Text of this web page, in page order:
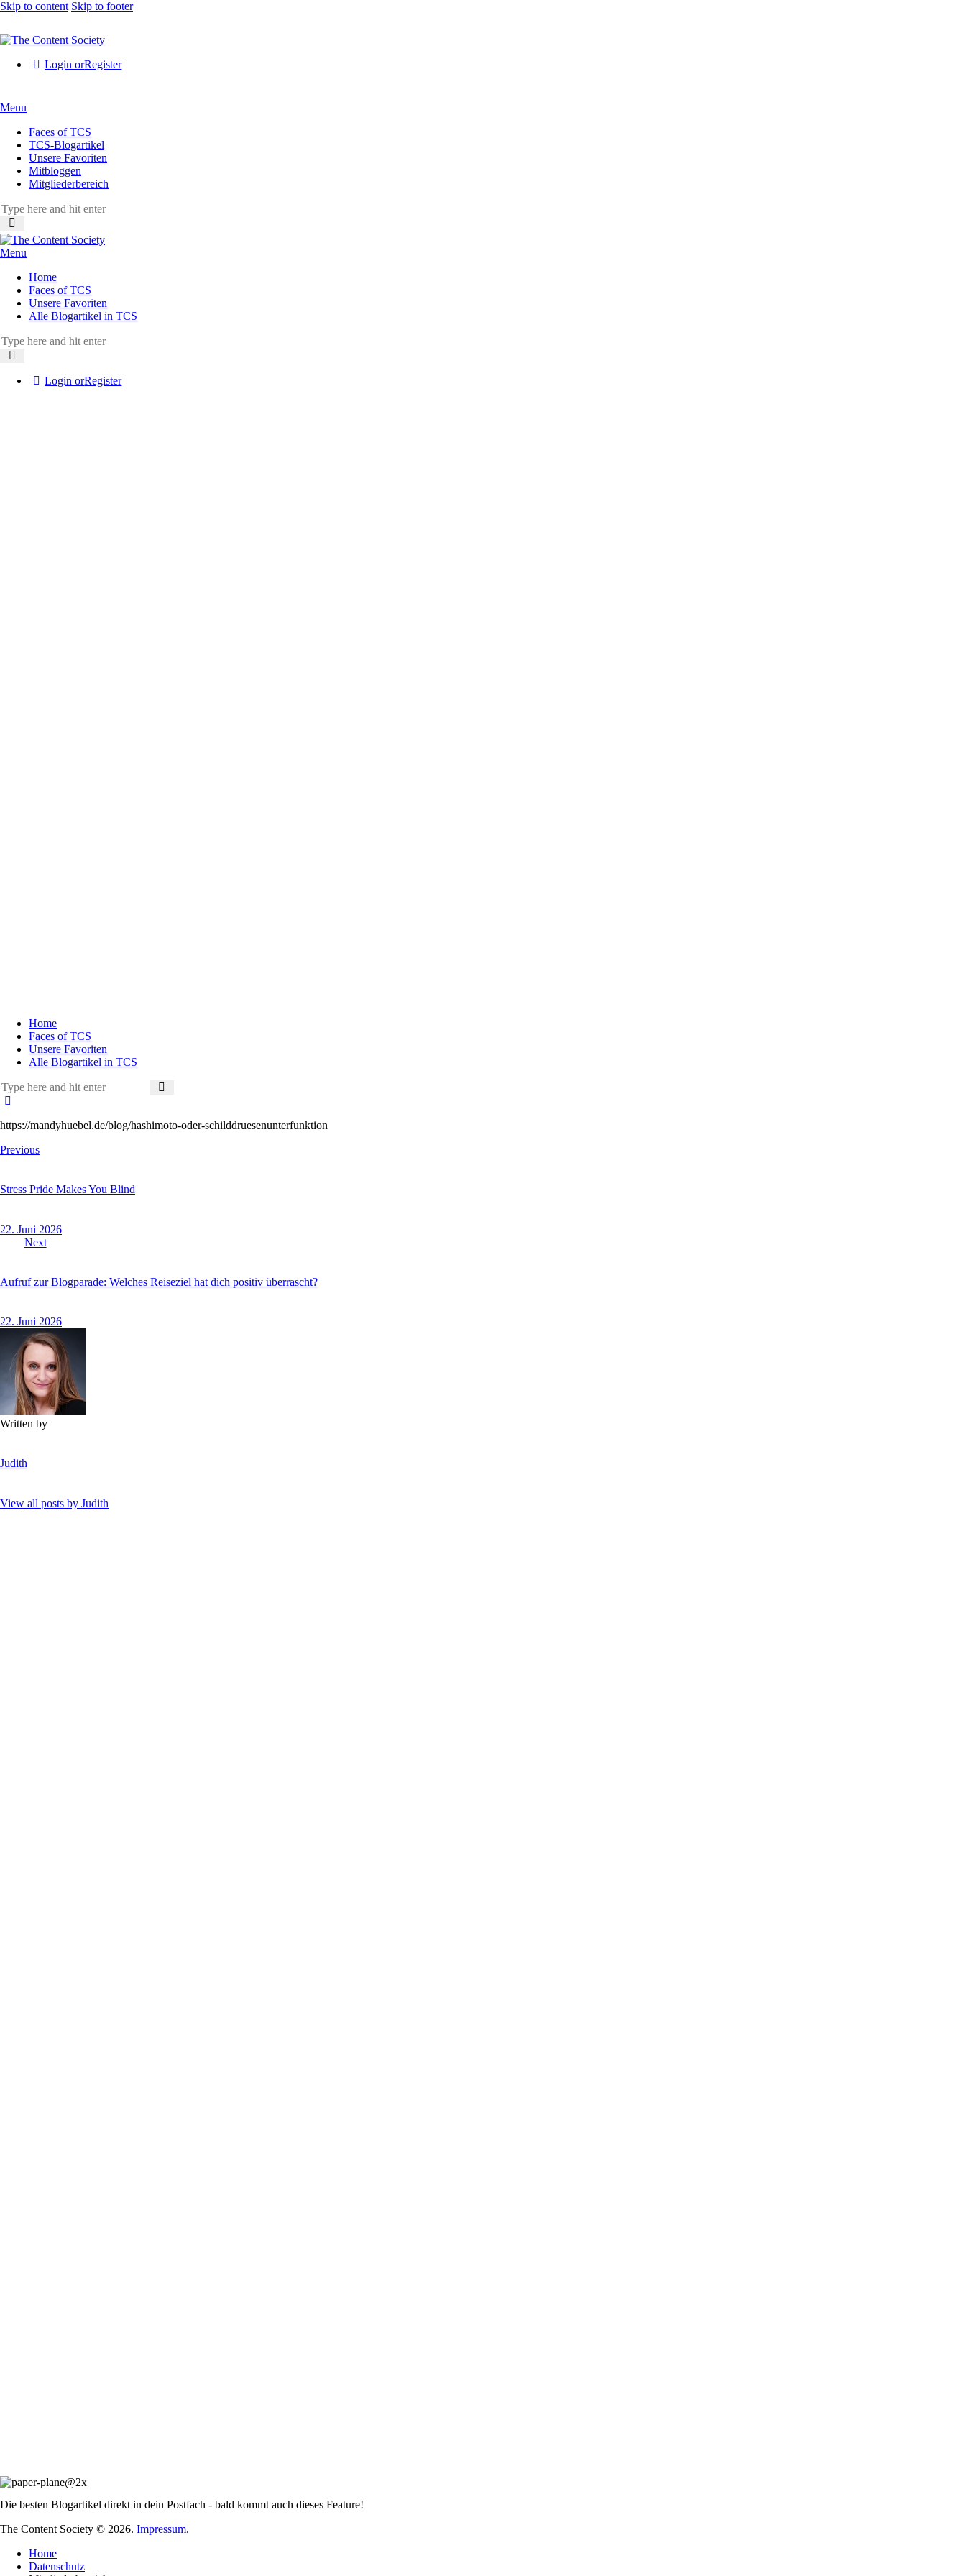
Skip to content Skip to footer
Login orRegister
Menu
Faces of TCS
TCS-Blogartikel
Unsere Favoriten
Mitbloggen
Mitgliederbereich
Menu
Home
Faces of TCS
Unsere Favoriten
Alle Blogartikel in TCS
Login orRegister
Home
Faces of TCS
Unsere Favoriten
Alle Blogartikel in TCS
https://mandyhuebel.de/blog/hashimoto-oder-schilddruesenunterfunktion
Beitragsnavigation
Previous
Stress Pride Makes You Blind
22. Juni 2026
Next
Aufruf zur Blogparade: Welches Reiseziel hat dich positiv überrascht?
22. Juni 2026
Written by
Judith
View all posts by Judith
Die besten Blogartikel direkt in dein Postfach - bald kommt auch dieses Feature!
The Content Society © 2026. Impressum.
Home
Datenschutz